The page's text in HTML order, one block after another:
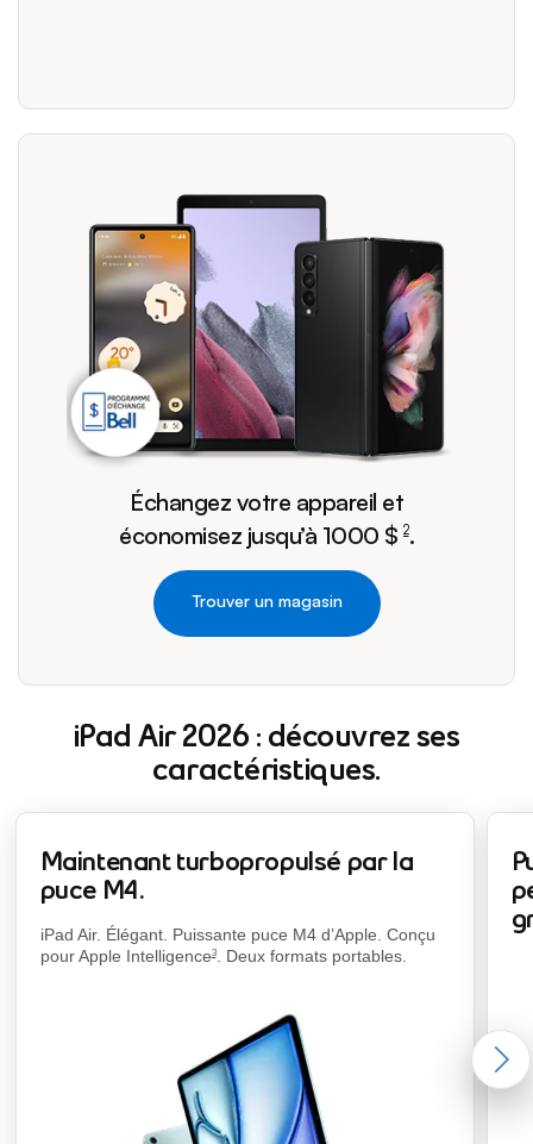
Échangez votre appareil et
économisez jusqu’à 1000 $ 2.
Trouver un magasin
iPad Air 2026 : découvrez ses
caractéristiques.
Maintenant turbopropulsé par la
puce M4.
iPad Air. Élégant. Puissante puce M4 d’Apple. Conçu
pour Apple Intelligence3. Deux formats portables.